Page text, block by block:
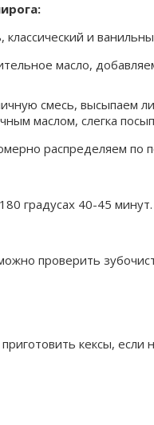
и
масло,
смесь, высыпаем
маслом, слегка
распределяем по
градусах 40-45 минут.
проверить
кексы,